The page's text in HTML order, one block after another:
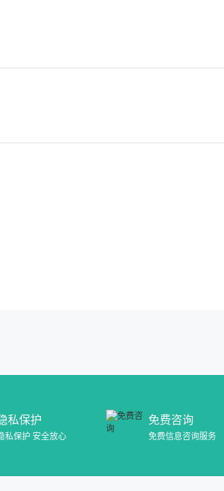
私保护
私保护 安全放心
免费咨询
免费信息咨询服务